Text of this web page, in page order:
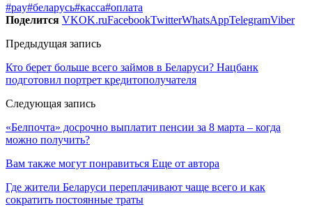
#pay#беларусь#касса#оплата
Поделится VKOK.ruFacebookTwitterWhatsAppTelegramViber
Предыдущая запись
Кто берет больше всего займов в Беларуси? Нацбанк
подготовил портрет кредитополучателя
Следующая запись
«Белпочта» досрочно выплатит пенсии за 8 марта – когда
можно получить?
Вам также могут понравиться Еще от автора
Где жители Беларуси переплачивают чаще всего и как
сократить постоянные траты